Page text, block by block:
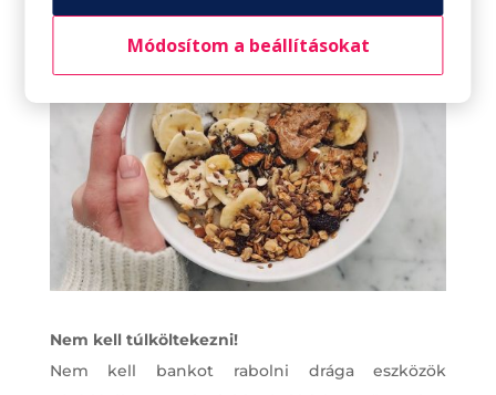
Nem kell túlköltekezni!
Nem kell bankot rabolni drága eszközök
Módosítom a beállításokat